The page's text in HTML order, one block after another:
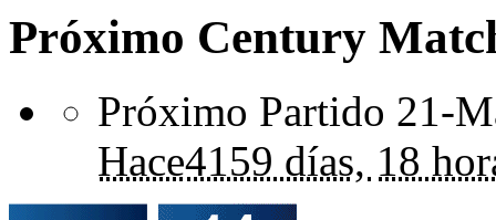
Próximo Century
Próximo Partido 21-
Hace4159 días, 18